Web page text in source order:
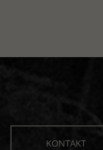
KONTAKT